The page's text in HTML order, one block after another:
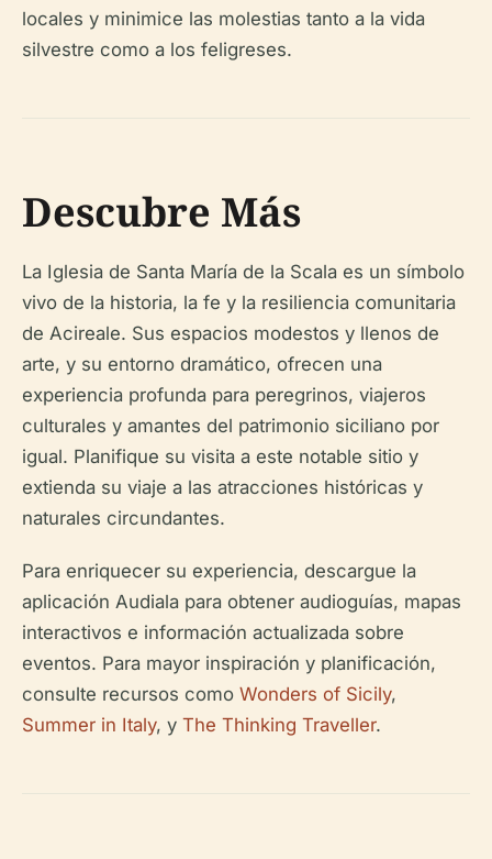
locales y minimice las molestias tanto a la vida
silvestre como a los feligreses.
Descubre Más
La Iglesia de Santa María de la Scala es un símbolo
vivo de la historia, la fe y la resiliencia comunitaria
de Acireale. Sus espacios modestos y llenos de
arte, y su entorno dramático, ofrecen una
experiencia profunda para peregrinos, viajeros
culturales y amantes del patrimonio siciliano por
igual. Planifique su visita a este notable sitio y
extienda su viaje a las atracciones históricas y
naturales circundantes.
Para enriquecer su experiencia, descargue la
aplicación Audiala para obtener audioguías, mapas
interactivos e información actualizada sobre
eventos. Para mayor inspiración y planificación,
consulte recursos como Wonders of Sicily,
Summer in Italy, y The Thinking Traveller.